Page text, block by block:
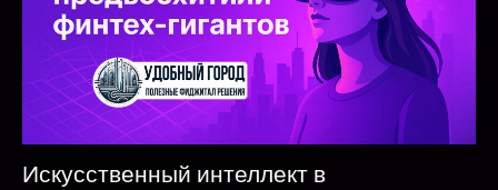
Искусственный интеллект в